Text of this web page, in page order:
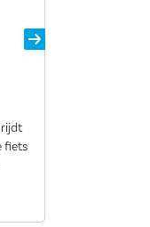
rijdt
fiets